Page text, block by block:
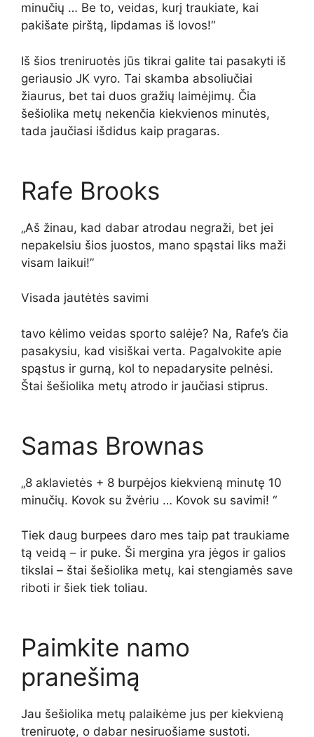
minučių … Be to, veidas, kurį traukiate, kai
pakišate pirštą, lipdamas iš lovos!“
Iš šios treniruotės jūs tikrai galite tai pasakyti iš
geriausio JK vyro. Tai skamba absoliučiai
žiaurus, bet tai duos gražių laimėjimų. Čia
šešiolika metų nekenčia kiekvienos minutės,
tada jaučiasi išdidus kaip pragaras.
Rafe Brooks
„Aš žinau, kad dabar atrodau negraži, bet jei
nepakelsiu šios juostos, mano spąstai liks maži
visam laikui!”
Visada jautėtės savimi
tavo kėlimo veidas sporto salėje? Na, Rafe’s čia
pasakysiu, kad visiškai verta. Pagalvokite apie
spąstus ir gurną, kol to nepadarysite pelnėsi.
Štai šešiolika metų atrodo ir jaučiasi stiprus.
Samas Brownas
„8 aklavietės + 8 burpėjos kiekvieną minutę 10
minučių. Kovok su žvėriu … Kovok su savimi! “
Tiek daug burpees daro mes taip pat traukiame
tą veidą – ir puke. Ši mergina yra jėgos ir galios
tikslai – štai šešiolika metų, kai stengiamės save
riboti ir šiek tiek toliau.
Paimkite namo
pranešimą
Jau šešiolika metų palaikėme jus per kiekvieną
treniruotę, o dabar nesiruošiame sustoti.